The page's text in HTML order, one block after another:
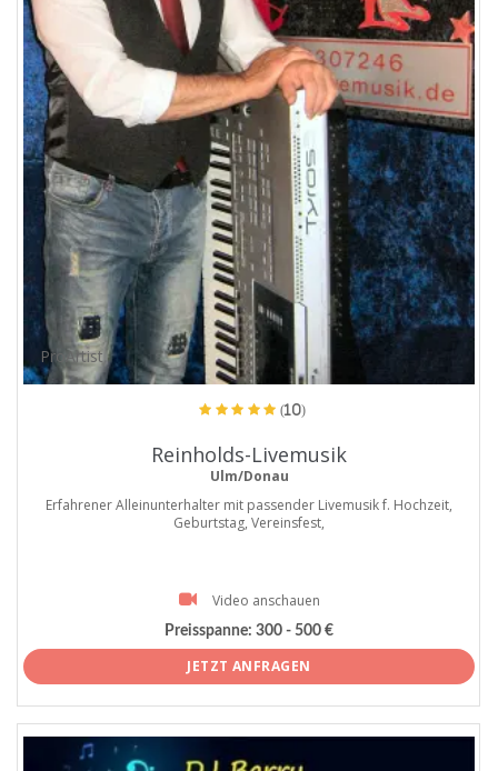
ProArtist
(10)
Reinholds-Livemusik
Ulm/Donau
Erfahrener Alleinunterhalter mit passender Livemusik f. Hochzeit,
Geburtstag, Vereinsfest,
Video anschauen
Preisspanne: 300 - 500 €
JETZT ANFRAGEN